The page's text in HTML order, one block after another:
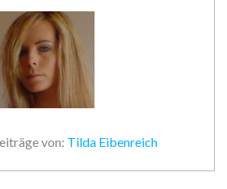
von: Tilda Eibenreich